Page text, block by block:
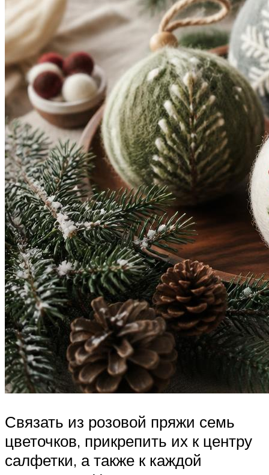
Связать из розовой пряжи семь
цветочков, прикрепить их к центру
салфетки, а также к каждой